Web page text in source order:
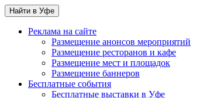
Найти в Уфе
Реклама на сайте
Размещение анонсов мероприятий
Размещение ресторанов и кафе
Размещение мест и площадок
Размещение баннеров
Бесплатные события
Бесплатные выставки в Уфе